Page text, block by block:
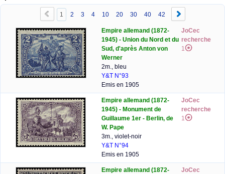
1 2 3 4 10 20 30 40 42
Empire allemand (1872-
1945) - Union du Nord et du
Sud, d'après Anton von
Werner
2m., bleu
Y&T N°93
Emis en 1905
JoCec
recherche
1
Empire allemand (1872-
1945) - Monument de
Guillaume 1er - Berlin, de
W. Pape
3m., violet-noir
Y&T N°94
Emis en 1905
JoCec
recherche
1
Empire allemand (1872-
JoCec